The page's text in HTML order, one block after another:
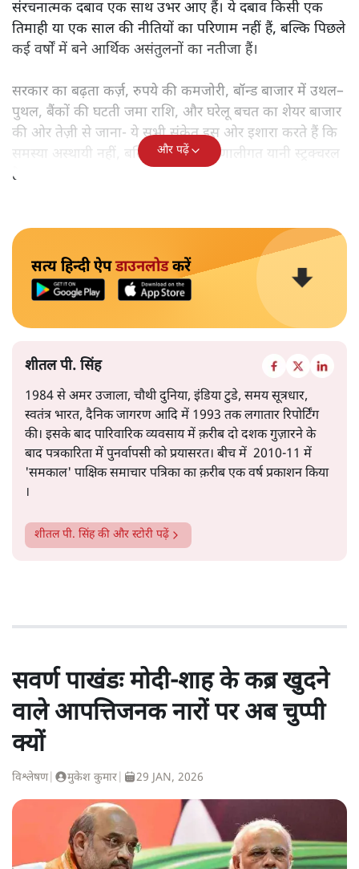
संरचनात्मक दबाव एक साथ उभर आए हैं। ये दबाव किसी एक
तिमाही या एक साल की नीतियों का परिणाम नहीं हैं, बल्कि पिछले
कई वर्षों में बने आर्थिक असंतुलनों का नतीजा हैं।
सरकार का बढ़ता कर्ज़, रुपये की कमजोरी, बॉन्ड बाजार में उथल–
पुथल, बैंकों की घटती जमा राशि, और घरेलू बचत का शेयर बाजार
की ओर तेज़ी से जाना- ये सभी संकेत इस ओर इशारा करते हैं कि
समस्या अस्थायी नहीं, बल्कि गहरी और प्रणालीगत यानी स्ट्रक्चरल
है।
और पढ़ें
सत्य हिन्दी ऐपडाउनलोडकरें
शीतल पी. सिंह
1984 से अमर उजाला, चौथी दुनिया, इंडिया टुडे, समय सूत्रधार,
स्वतंत्र भारत, दैनिक जागरण आदि में 1993 तक लगातार रिपोर्टिंग
की। इसके बाद पारिवारिक व्यवसाय में क़रीब दो दशक गुज़ारने के
बाद पत्रकारिता में पुनर्वापसी को प्रयासरत। बीच में 2010-11 में
'समकाल' पाक्षिक समाचार पत्रिका का क़रीब एक वर्ष प्रकाशन किया
।
शीतल पी. सिंहकी और स्टोरी पढ़ें
सवर्ण पाखंडः मोदी-शाह के कब्र खुदने
वाले आपत्तिजनक नारों पर अब चुप्पी
क्यों
विश्लेषण| मुकेश कुमार 29 JAN, 2026